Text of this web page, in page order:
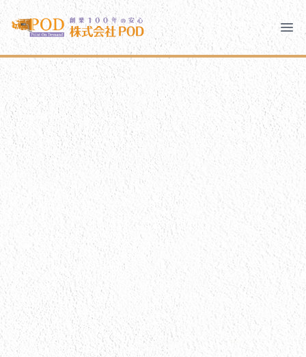
メインコンテンツにスキップ
株式会社ペイント・オン・デマンド
千葉の外壁塗装・屋根塗装なら創業100年の安心 ペイン
株式会社ペイント・オン・デマンド
モバイルメニュー
PODのまちづくり
ご相談と流れ
PODについて